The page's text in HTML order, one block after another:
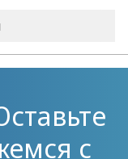
с